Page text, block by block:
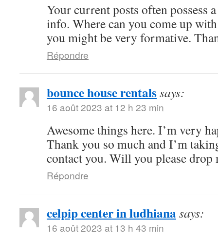
Your current posts often possess
info. Where can you come up
you might be very formative.
Répondre
bounce house rentalssays:
16 août 2023 at 12 h 23 min
Awesome things here. I’m very
Thank you so much and I’m
contact you. Will you please drop
Répondre
celpip center in ludhianasays:
16 août 2023 at 13 h 43 min